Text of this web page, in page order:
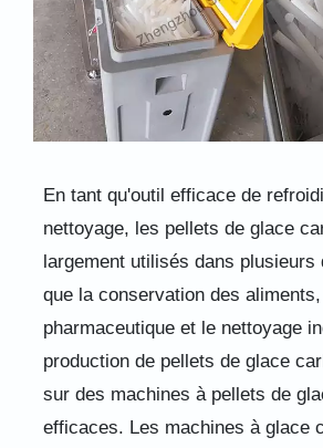
En tant qu'outil efficace de
nettoyage, les pellets de glace
largement utilisés dans plusieurs
que la conservation des
pharmaceutique et le nettoyage
production de pellets de glace
sur des machines à pellets de
efficaces. Les machines à glace